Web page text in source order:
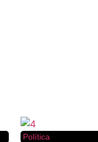
Política